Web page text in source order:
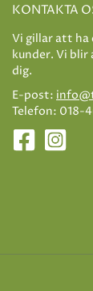
KONTAKTA
Vi gillar att ha
kunder. Vi blir
dig.
E-post:
Telefon: 018-